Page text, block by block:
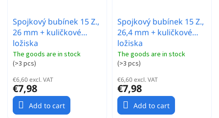
Spojkový bubínek 15 Z.,
26 mm + kuličkové
ložiska
The goods are in stock
(>3 pcs)
€6,60 excl. VAT
€7,98
Add to cart
Spojkový bubínek 15 Z.,
26,4 mm + kuličkové
ložiska
The goods are in stock
(>3 pcs)
€6,60 excl. VAT
€7,98
Add to cart